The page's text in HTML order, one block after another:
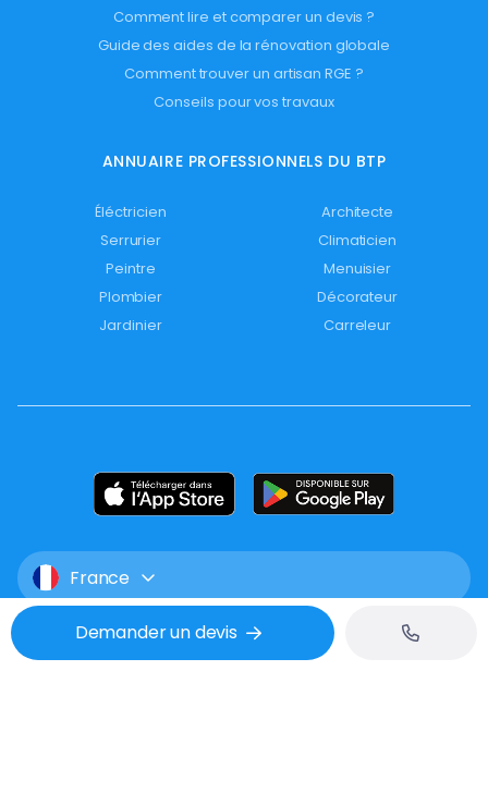
Demander un devis
Comment lire et comparer un devis ?
Guide des aides de la rénovation globale
Comment trouver un artisan RGE ?
Conseils pour vos travaux
ANNUAIRE PROFESSIONNELS DU BTP
Éléctricien
Architecte
Serrurier
Climaticien
Peintre
Menuisier
Plombier
Décorateur
Jardinier
Carreleur
France
Mentions légales